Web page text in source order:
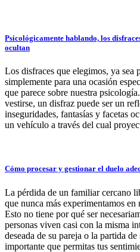
Psicológicamente hablando, los
ocultan
Los disfraces que elegimos, ya sea
simplemente para una ocasión
que parece sobre nuestra
vestirse, un disfraz puede ser un
inseguridades, fantasías y facetas
un vehículo a través del cual
Cómo procesar y gestionar el duelo
La pérdida de un familiar cercano
que nunca más experimentamos
Esto no tiene por qué ser
personas viven casi con la misma
deseada de su pareja o la partida
importante que permitas tus